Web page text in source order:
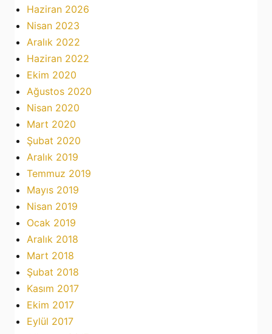
Haziran 2026
Nisan 2023
Aralık 2022
Haziran 2022
Ekim 2020
Ağustos 2020
Nisan 2020
Mart 2020
Şubat 2020
Aralık 2019
Temmuz 2019
Mayıs 2019
Nisan 2019
Ocak 2019
Aralık 2018
Mart 2018
Şubat 2018
Kasım 2017
Ekim 2017
Eylül 2017